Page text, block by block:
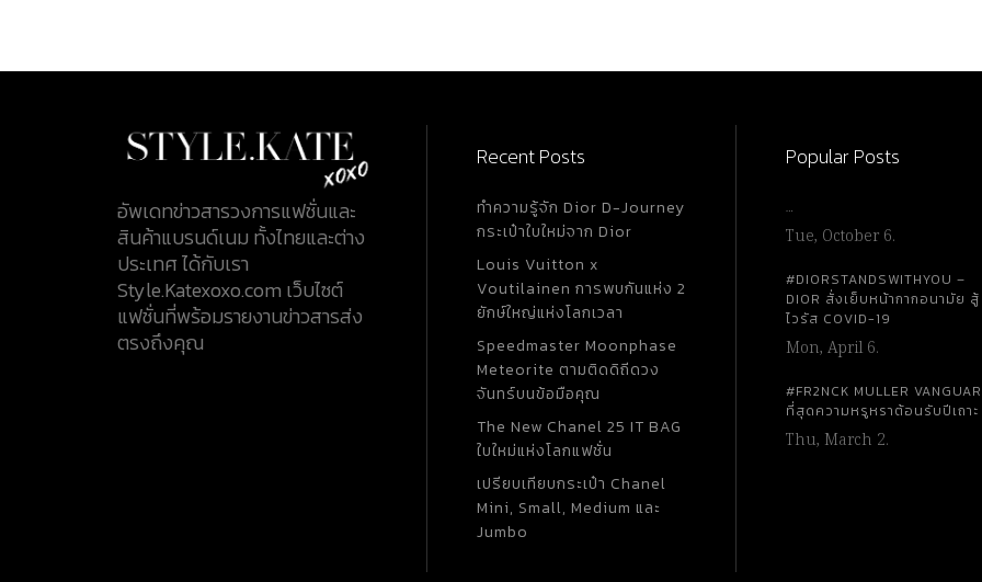
อัพเดทข่าวสารวงการแฟชั่นและ
สินค้าแบรนด์เนม ทั้งไทยและต่าง
ประเทศ ได้กับเรา
Style.Katexoxo.com เว็บไซต์
แฟชั่นที่พร้อมรายงานข่าวสารส่ง
ตรงถึงคุณ
Recent Posts
ทำความรู้จัก Dior D-Journey
กระเป๋าใบใหม่จาก Dior
Louis Vuitton x
Voutilainen การพบกันแห่ง 2
ยักษ์ใหญ่แห่งโลกเวลา
Speedmaster Moonphase
Meteorite ตามติดดิถีดวง
จันทร์บนข้อมือคุณ
The New Chanel 25 IT BAG
ใบใหม่แห่งโลกแฟชั่น
เปรียบเทียบกระเป๋า Chanel
Mini, Small, Medium และ
Jumbo
Popular Posts
…
Tue, October 6.
#DIORSTANDSWITHYOU –
DIOR สั่งเย็บหน้ากากอนามัย สู้
ไวรัส COVID-19
Mon, April 6.
#FR2NCK MULLER
ที่สุดความหรูหราต้อนรับปีเถาะ
Thu, March 2.